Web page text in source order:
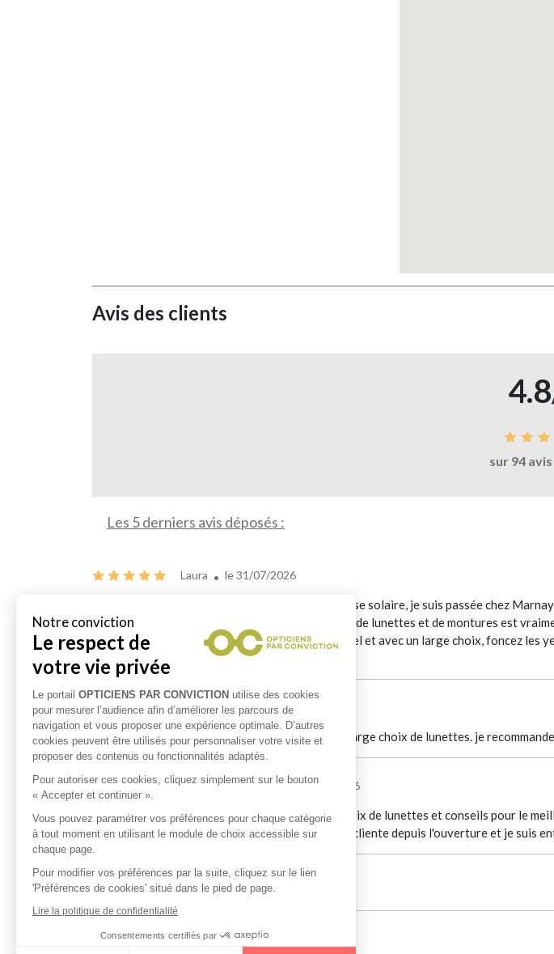
Avis des clients
4.8
sur 94
Les 5 derniers avis déposés :
Laura le 31/07/2026
À la recherche de lunettes pour la prochaine éclipse solaire, je suis passée chez
chaleureux, le magasin est impeccable, et le choix de lunettes et de montures est
vous cherchez un opticien à l'écoute, professionnel et avec un large choix, foncez les
particulièrement
emilie Bubu le 30/07/2026
excellent accueil! De très bons conseils avec un large choix de lunettes. je
Sylvette Poigeaut le 26/06/2026
Accueil agréable, controle de votre vue, large choix de lunettes et conseils pour le
que dans les grandes enseignes d'optitien Je suis cliente depuis l'ouverture et je suis
Jean-Michel Sauvin
Hubert Barbier